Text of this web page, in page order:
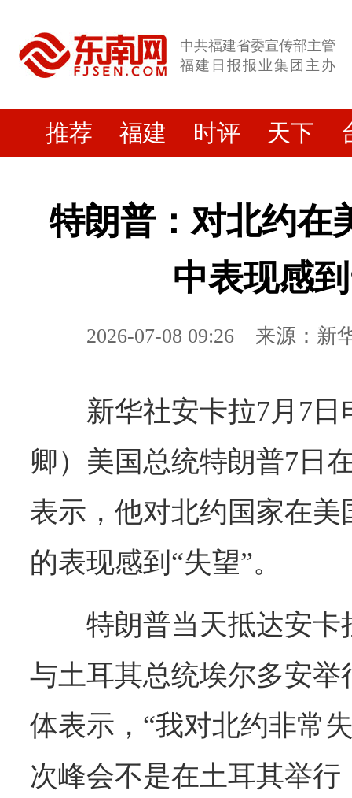
中共福建省委宣传部主管
福建日报报业集团主办
推荐 福建 时评 天下
特朗普：对北约在
中表现感
2026-07-08 09:26 来源：新
新华社安卡拉7月7
卿）美国总统特朗普7日
表示，他对北约国家在
的表现感到“失望”。
特朗普当天抵达安
与土耳其总统埃尔多安
体表示，“我对北约非常
次峰会不是在土耳其举